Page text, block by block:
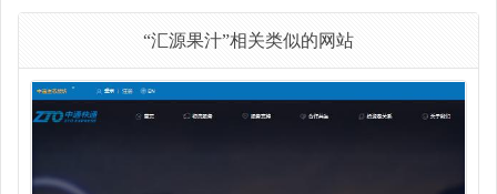
“汇源果汁”相关类似的网站